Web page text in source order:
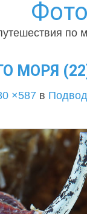
по
МОРЯ
×587 в